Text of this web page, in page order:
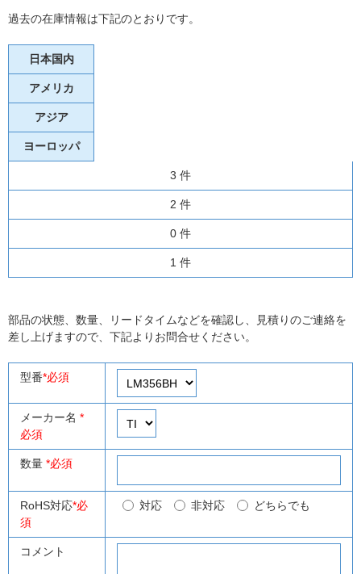
過去の在庫情報は下記のとおりです。
日本国内
アメリカ
アジア
ヨーロッパ
3 件
2 件
0 件
1 件
部品の状態、数量、リードタイムなどを確認し、見積りのご連絡を
差し上げますので、下記よりお問合せください。
型番*必須
メーカー名 *
必須
数量 *必須
RoHS対応*必
須
対応 非対応 どちらでも
コメント